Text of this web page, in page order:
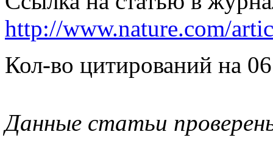
http://www.nature.com/
Кол-во цитирований на
Данные статьи